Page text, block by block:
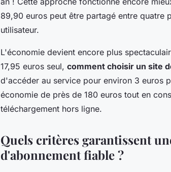
89,90 euros peut être partagé entre quatre
utilisateur.
L'économie devient encore plus
17,95 euros seul, comment choisir un site
d'accéder au service pour environ 3 euros
économie de près de 180 euros tout en
téléchargement hors ligne.
Quels critères garantissent
d'abonnement fiable ?